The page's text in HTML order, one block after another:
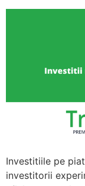
Investitiile pe
investitorii